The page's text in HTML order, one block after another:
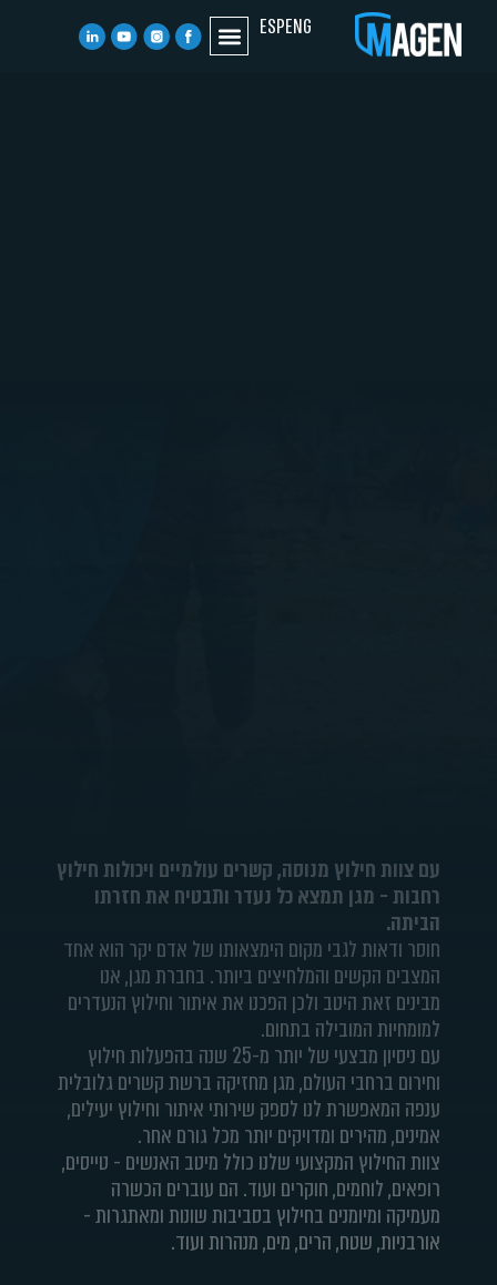
ENG
ESP
עם צוות חילוץ מנוסה, קשרים עולמיים ויכולות חילוץ
רחבות - מגן תמצא כל נעדר ותבטיח את חזרתו
הביתה.
חוסר ודאות לגבי מקום הימצאותו של אדם יקר הוא אחד
המצבים הקשים והמלחיצים ביותר. בחברת מגן, אנו
מבינים זאת היטב ולכן הפכנו את איתור וחילוץ הנעדרים
למומחיות המובילה בתחום.
עם ניסיון מבצעי של יותר מ-25 שנה בהפעלות חילוץ
וחירום ברחבי העולם, מגן מחזיקה ברשת קשרים גלובלית
ענפה המאפשרת לנו לספק שירותי איתור וחילוץ יעילים,
אמינים, מהירים ומדויקים יותר מכל גורם אחר.
צוות החילוץ המקצועי שלנו כולל מיטב האנשים - טייסים,
רופאים, לוחמים, חוקרים ועוד. הם עוברים הכשרה
מעמיקה ומיומנים בחילוץ בסביבות שונות ומאתגרות -
אורבניות, שטח, הרים, מים, מנהרות ועוד.